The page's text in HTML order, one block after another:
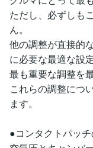
ただし、必ずしも
ん。
他の調整が直接的
に必要な最適な設
最も重要な調整を
これらの調整につ
ます。
●コンタクトパッ